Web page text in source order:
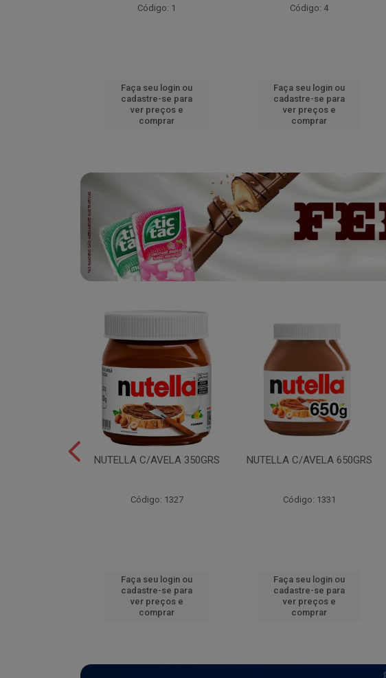
Código: 1
Faça seu login ou
cadastre-se para
ver preços e
comprar
Código: 4
Faça seu login ou
cadastre-se para
ver preços e
comprar
NUTELLA C/AVELA 350GRS
Código: 1327
Faça seu login ou
cadastre-se para
ver preços e
comprar
NUTELLA C/AVELA 650GRS
Código: 1331
Faça seu login ou
cadastre-se para
ver preços e
comprar